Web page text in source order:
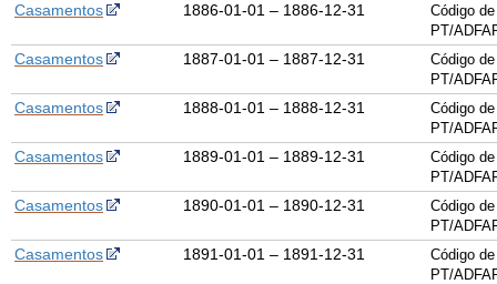
Casamentos 1886-01-01 – 1886-12-31
Código
PT/
Casamentos 1887-01-01 – 1887-12-31
Código
PT/
Casamentos 1888-01-01 – 1888-12-31
Código
PT/
Casamentos 1889-01-01 – 1889-12-31
Código
PT/
Casamentos 1890-01-01 – 1890-12-31
Código
PT/
Casamentos 1891-01-01 – 1891-12-31
Código
PT/